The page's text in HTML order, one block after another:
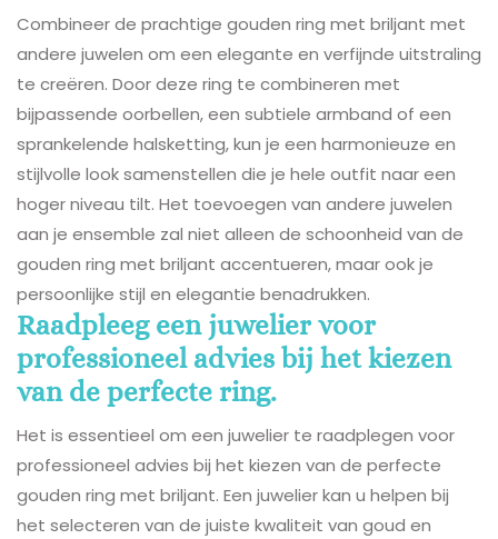
Combineer de prachtige gouden ring met briljant met
andere juwelen om een elegante en verfijnde uitstraling
te creëren. Door deze ring te combineren met
bijpassende oorbellen, een subtiele armband of een
sprankelende halsketting, kun je een harmonieuze en
stijlvolle look samenstellen die je hele outfit naar een
hoger niveau tilt. Het toevoegen van andere juwelen
aan je ensemble zal niet alleen de schoonheid van de
gouden ring met briljant accentueren, maar ook je
persoonlijke stijl en elegantie benadrukken.
Raadpleeg een juwelier voor
professioneel advies bij het kiezen
van de perfecte ring.
Het is essentieel om een juwelier te raadplegen voor
professioneel advies bij het kiezen van de perfecte
gouden ring met briljant. Een juwelier kan u helpen bij
het selecteren van de juiste kwaliteit van goud en